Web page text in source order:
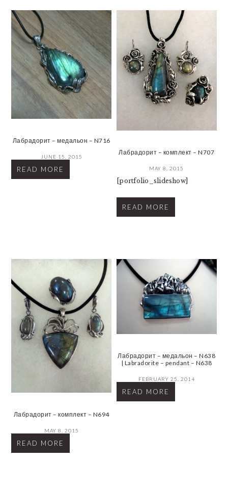
Лабрадорит – медальон – N716
JUNE 15, 2015
READ MORE
Лабрадорит – комплект – N707
MAY 8, 2015
[portfolio_slideshow]
READ MORE
Лабрадорит – комплект – N694
MAY 8, 2015
READ MORE
Лабрадорит – медальон – N638
| Labradorite – pendant – N638
FEBRUARY 25, 2014
READ MORE